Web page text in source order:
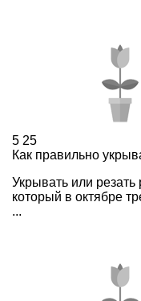
5 25
Как правильно
Укрывать или
который в октябре
...